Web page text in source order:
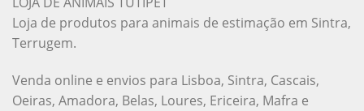
Loja de produtos para animais de estimação em Sintra,
Terrugem.
Venda online e envios para Lisboa, Sintra, Cascais,
Oeiras, Amadora, Belas, Loures, Ericeira, Mafra e